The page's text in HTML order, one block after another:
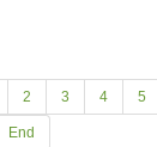
2 3 4 5
End